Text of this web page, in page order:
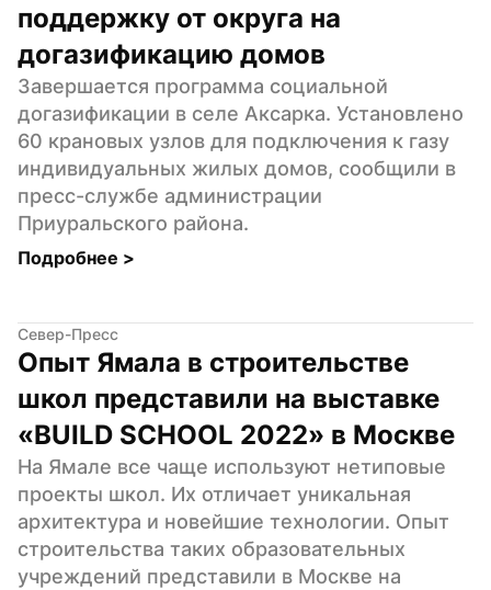
поддержку от округа на
догазификацию домов
Завершается программа социальной
догазификации в селе Аксарка. Установлено
60 крановых узлов для подключения к газу
индивидуальных жилых домов, сообщили в
пресс-службе администрации
Приуральского района.
Подробнее >
Север-Пресс
Опыт Ямала в строительстве
школ представили на выставке
«BUILD SCHOOL 2022» в Москве
На Ямале все чаще используют нетиповые
проекты школ. Их отличает уникальная
архитектура и новейшие технологии. Опыт
строительства таких образовательных
учреждений представили в Москве на